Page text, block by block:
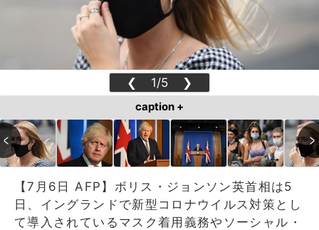
❮ 1/5 ❯
caption +
【7月6日 AFP】ボリス・ジョンソン英首相は5
日、イングランドで新型コロナウイルス対策とし
て導入されているマスク着用義務やソーシャル・